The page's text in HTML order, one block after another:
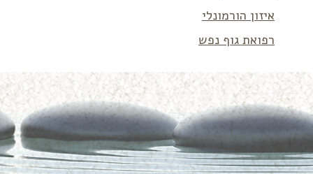
איזון הורמונלי
רפואת גוף נפש